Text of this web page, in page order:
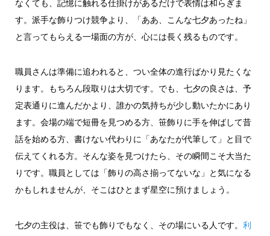
なくても、記憶に触れる仕掛けがあるだけで表情は和らぎま
す。派手な飾りつけ競争より、「ああ、こんな七夕あったね」
と言ってもらえる一場面の方が、心には長く残るものです。
職員さんは準備に追われると、つい全体の進行ばかり見たくな
ります。もちろん段取りは大切です。でも、七夕の良さは、予
定表通りに進んだかより、誰かの気持ちが少し動いたかにあり
ます。会場の端で短冊を見つめる方、笹飾りに手を伸ばして昔
話を始める方、書けない代わりに「あなたが代筆して」と目で
伝えてくれる方。そんな姿を見つけたら、その瞬間こそ大当た
りです。職員としては「飾りの高さ揃ってないな」と気になる
かもしれませんが、そこはひとまず星空に預けましょう。
七夕の主役は、笹でも飾りでもなく、その場にいる人です。 利